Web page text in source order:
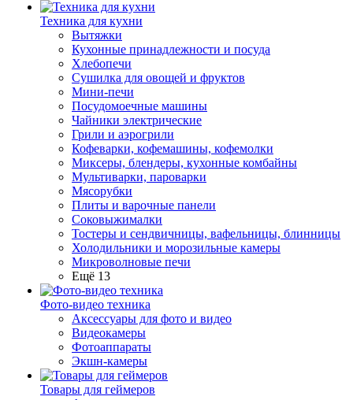
Техника для кухни
Вытяжки
Кухонные принадлежности и посуда
Хлебопечи
Сушилка для овощей и фруктов
Мини-печи
Посудомоечные машины
Чайники электрические
Грили и аэрогрили
Кофеварки, кофемашины, кофемолки
Миксеры, блендеры, кухонные комбайны
Мультиварки, пароварки
Мясорубки
Плиты и варочные панели
Соковыжималки
Тостеры и сендвичницы, вафельницы, блинницы
Холодильники и морозильные камеры
Микроволновые печи
Ещё 13
Фото-видео техника
Аксессуары для фото и видео
Видеокамеры
Фотоаппараты
Экшн-камеры
Товары для геймеров